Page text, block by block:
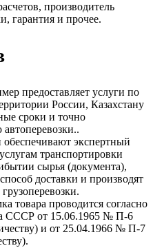
производитель
гарантия и прочее.
предоставляет услуги по
России, Казахстану
сроки и точно
экспертный
транспортировки
сырья (документа),
доставки и производят
товара проводится согласно
СССР от 15.06.1965 № П-6
и от 25.04.1966 № П-7